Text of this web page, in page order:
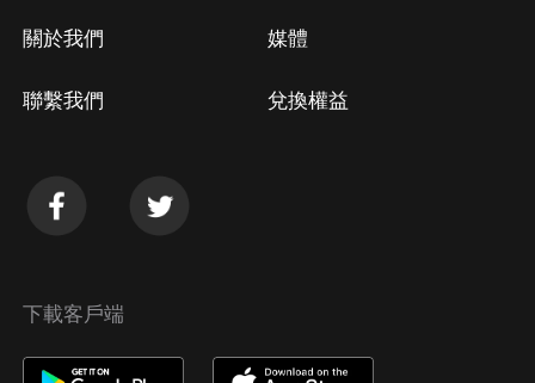
關於我們
聯繫我們
媒體
兌換權益
下載客戶端